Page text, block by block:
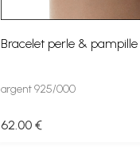
Bracelet perle & pampille
argent 925/000
62.00 €